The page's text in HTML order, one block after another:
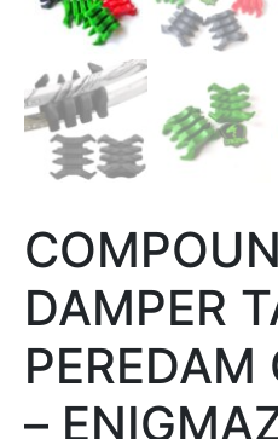
DAMPER
PEREDAM
–